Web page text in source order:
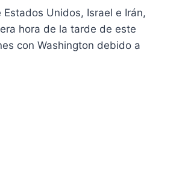
Unidos, Israel e Irán,
hora de la tarde de este
con Washington debido a